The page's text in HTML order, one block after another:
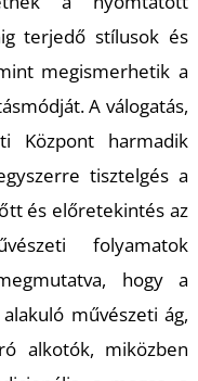
terjedő stílusok és
megismerhetik a
A válogatás,
Központ harmadik
tisztelgés a
és előretekintés az
folyamatok
hogy a
művészeti ág,
alkotók, miközben